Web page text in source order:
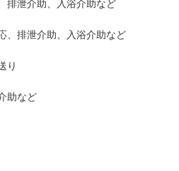
排泄介助、入浴介助など
、排泄介助、入浴介助など
り
助など